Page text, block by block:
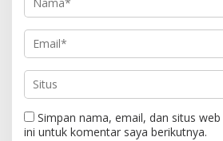
Simpan nama, email, dan situs
ini untuk komentar saya berikutnya.